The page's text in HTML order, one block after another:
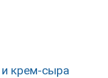
крем-сыра